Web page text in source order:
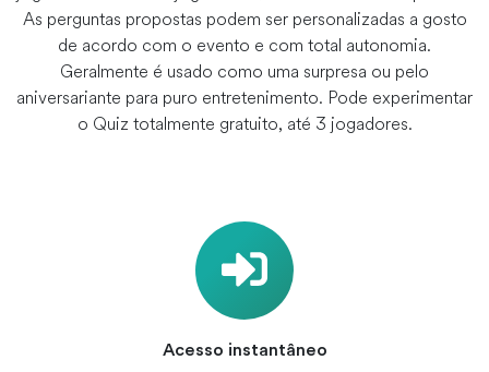
As perguntas propostas podem ser personalizadas a gosto
de acordo com o evento e com total autonomia.
Geralmente é usado como uma surpresa ou pelo
aniversariante para puro entretenimento. Pode experimentar
o Quiz totalmente gratuito, até 3 jogadores.
Acesso instantâneo